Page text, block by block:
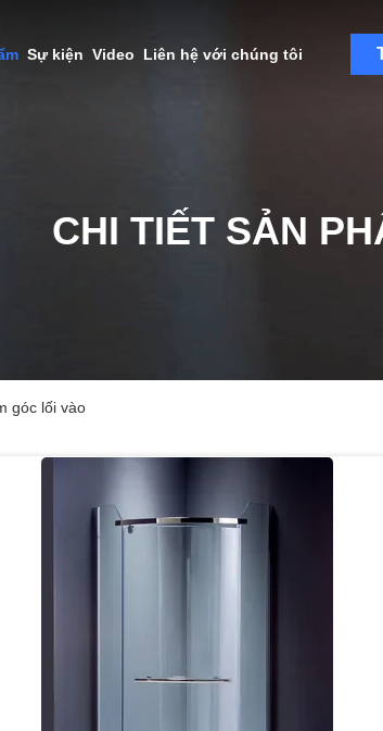
Sự kiện Video Liên hệ với chúng tôi
CHI TIẾT SẢN
góc lối vào